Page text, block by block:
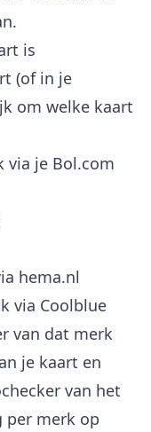
is
(of in je
om welke kaart
via je Bol.com
hema.nl
via Coolblue
van dat merk
je kaart en
van het
per merk op